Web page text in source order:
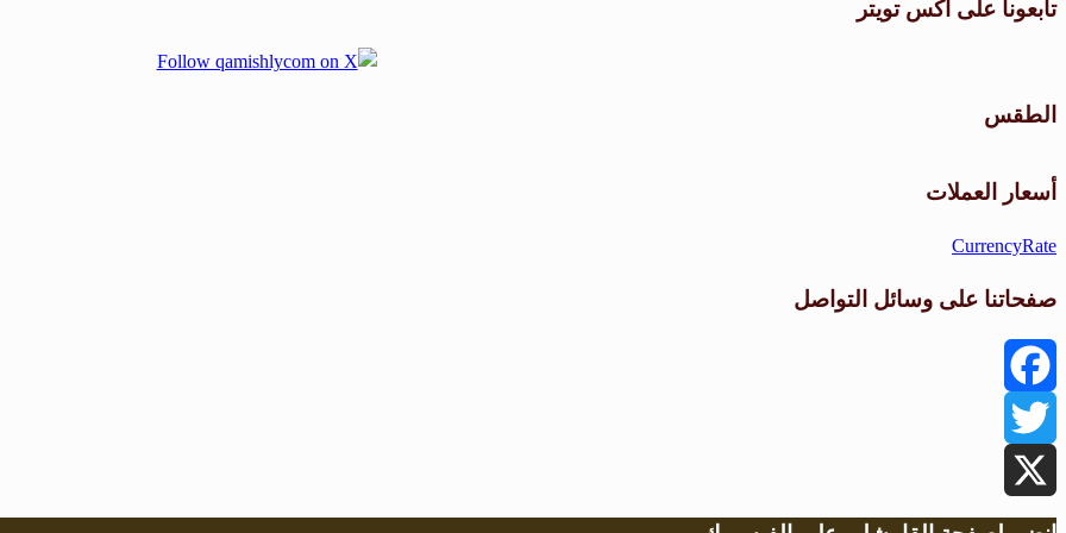
تابعونا على اكس تويتر
الطقس
أسعار العملات
CurrencyRate
صفحاتنا على وسائل التواصل
Facebook
Twitter
X